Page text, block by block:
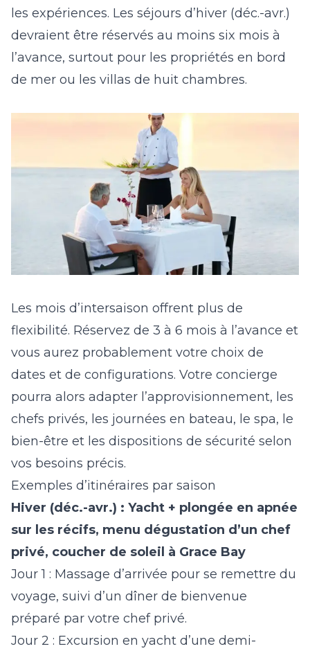
les expériences. Les séjours d’hiver (déc.-avr.)
devraient être réservés au moins six mois à
l’avance, surtout pour les propriétés en bord
de mer ou les villas de huit chambres.
Les mois d’intersaison offrent plus de
flexibilité. Réservez de 3 à 6 mois à l’avance et
vous aurez probablement votre choix de
dates et de configurations. Votre concierge
pourra alors adapter l’approvisionnement, les
chefs privés, les journées en bateau, le spa, le
bien-être et les dispositions de sécurité selon
vos besoins précis.
Exemples d’itinéraires par saison
Hiver (déc.-avr.) : Yacht + plongée en apnée
sur les récifs, menu dégustation d’un chef
privé, coucher de soleil à Grace Bay
Jour 1 : Massage d’arrivée pour se remettre du
voyage, suivi d’un dîner de bienvenue
préparé par votre chef privé.
Jour 2 : Excursion en yacht d’une demi-